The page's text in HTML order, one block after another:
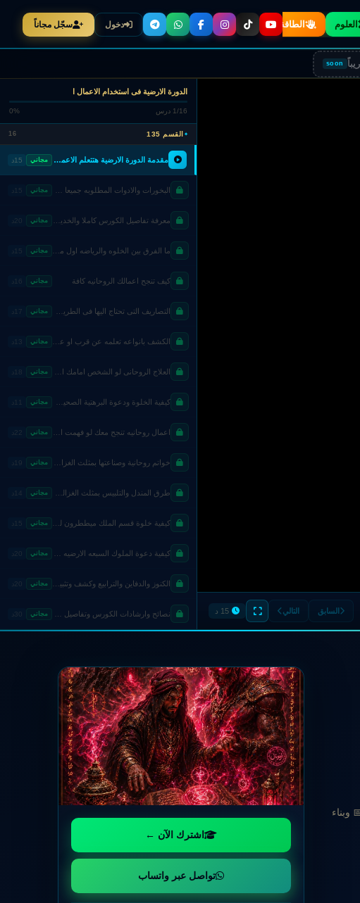
العلوم الطاقة التصنيفات دخول سجّل مجاناً
soon
السابق التالي 15 د
الدورة الارضية فى استخدام الاعمال ا
1/16 درس 0%
القسم 135 16
مقدمة الدورة الارضية هتتعلم الاعمال والاستخدامات والابواب والمجربات الصحيحه والكشف والعلاج مجاني 15د
مجاني 15د
مجاني 20د
مجاني 15د
كيف تنجح اعمالك الروحانيه كافة مجاني 16د
مجاني 17د
مجاني 13د
مجاني 18د
مجاني 11د
مجاني 22د
مجاني 19د
مجاني 14د
مجاني 15د
مجاني 20د
مجاني 20د
مجاني 30د
وبناء
اشترك الآن ←
تواصل عبر واتساب